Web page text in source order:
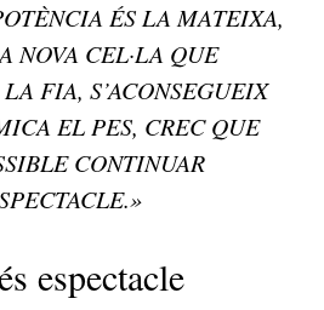
ÉS LA MATEIXA,
NOVA CEL·LA QUE
FIA, S’ACONSEGUEIX
EL PES, CREC QUE
CONTINUAR
espectacle